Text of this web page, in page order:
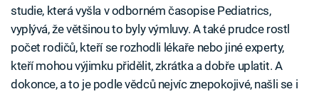
studie, která vyšla v odborném časopise Pediatrics,
vyplývá, že většinou to byly výmluvy. A také prudce rostl
počet rodičů, kteří se rozhodli lékaře nebo jiné experty,
kteří mohou výjimku přidělit, zkrátka a dobře uplatit. A
dokonce, a to je podle vědců nejvíc znepokojivé, našli se i